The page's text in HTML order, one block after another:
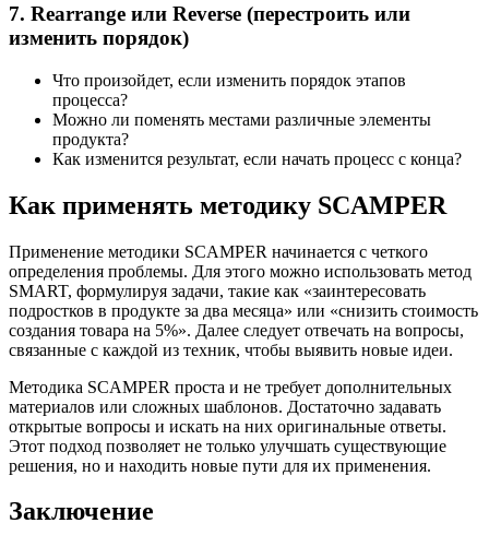
7. Rearrange или Reverse (перестроить или
изменить порядок)
Что произойдет, если изменить порядок этапов
процесса?
Можно ли поменять местами различные элементы
продукта?
Как изменится результат, если начать процесс с конца?
Как применять методику SCAMPER
Применение методики SCAMPER начинается с четкого
определения проблемы. Для этого можно использовать метод
SMART, формулируя задачи, такие как «заинтересовать
подростков в продукте за два месяца» или «снизить стоимость
создания товара на 5%». Далее следует отвечать на вопросы,
связанные с каждой из техник, чтобы выявить новые идеи.
Методика SCAMPER проста и не требует дополнительных
материалов или сложных шаблонов. Достаточно задавать
открытые вопросы и искать на них оригинальные ответы.
Этот подход позволяет не только улучшать существующие
решения, но и находить новые пути для их применения.
Заключение